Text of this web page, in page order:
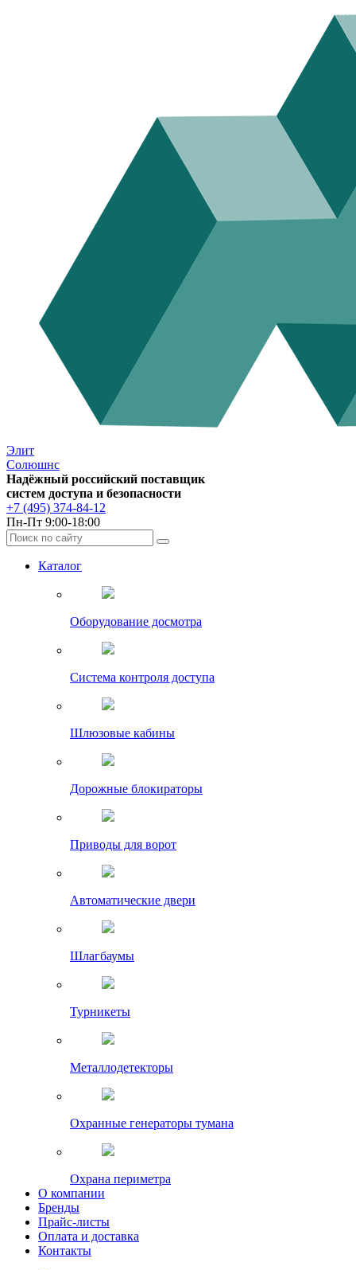
Элит
Солюшнс
Надёжный российский поставщик
систем доступа и безопасности
+7 (495) 374-84-12
Пн-Пт 9:00-18:00
Каталог
Оборудование досмотра
Система контроля доступа
Шлюзовые кабины
Дорожные блокираторы
Приводы для ворот
Автоматические двери
Шлагбаумы
Турникеты
Металлодетекторы
Охранные генераторы тумана
Охрана периметра
О компании
Бренды
Прайс-листы
Оплата и доставка
Контакты